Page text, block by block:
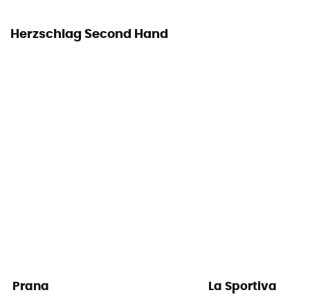
Herzschlag Second Hand
Prana La Sportiva